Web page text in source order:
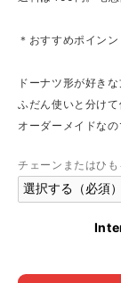
＊おすすめポインン
ドーナツ形が好きな
ふだん使いと分けて
オーダーメイドな
チェーンまたはひ